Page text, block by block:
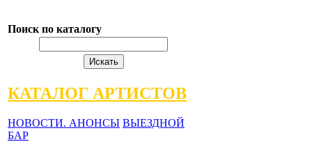
Поиск по каталогу
КАТАЛОГ АРТИСТОВ
НОВОСТИ. АНОНСЫ ВЫЕЗДНОЙ
БАР